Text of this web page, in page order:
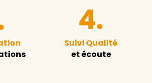
Suivi Qualité
et écoute